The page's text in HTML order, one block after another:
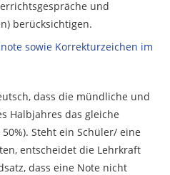
und
berücksichtigen.
sowie Korrekturzeichen im
dass die mündliche und
Halbjahres das gleiche
Steht ein Schüler/ eine
entscheidet die Lehrkraft
dass eine Note nicht